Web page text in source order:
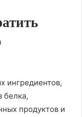
ингредиентов,
белка,
продуктов и